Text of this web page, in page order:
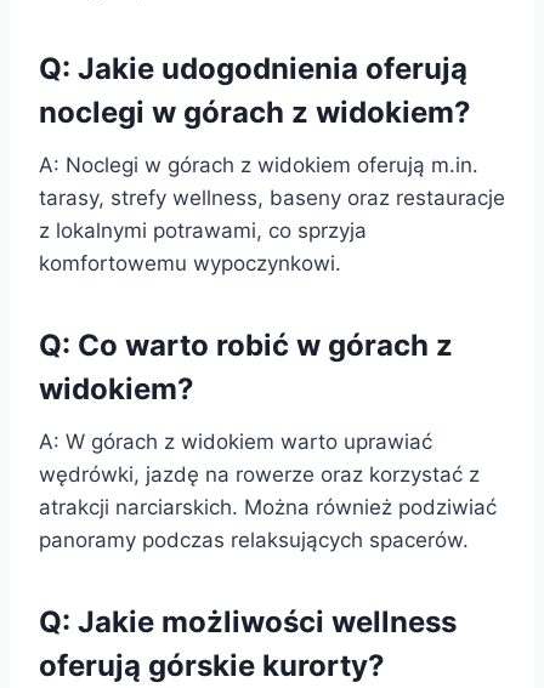
Q: Jakie udogodnienia oferują
noclegi w górach z widokiem?
A: Noclegi w górach z widokiem oferują m.in.
tarasy, strefy wellness, baseny oraz restauracje
z lokalnymi potrawami, co sprzyja
komfortowemu wypoczynkowi.
Q: Co warto robić w górach z
widokiem?
A: W górach z widokiem warto uprawiać
wędrówki, jazdę na rowerze oraz korzystać z
atrakcji narciarskich. Można również podziwiać
panoramy podczas relaksujących spacerów.
Q: Jakie możliwości wellness
oferują górskie kurorty?